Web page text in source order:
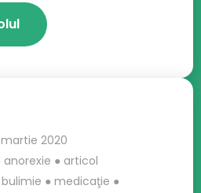
2020
anorexie ● articol
bulimie ● medicaţie ●